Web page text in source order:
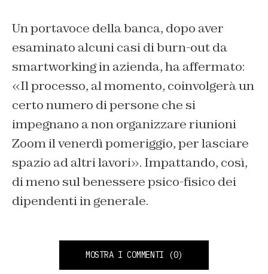
Un portavoce della banca, dopo aver
esaminato alcuni casi di burn-out da
smartworking in azienda, ha affermato:
«Il processo, al momento, coinvolgerà un
certo numero di persone che si
impegnano a non organizzare riunioni
Zoom il venerdì pomeriggio, per lasciare
spazio ad altri lavori». Impattando, così,
di meno sul benessere psico-fisico dei
dipendenti in generale.
MOSTRA I COMMENTI (0)